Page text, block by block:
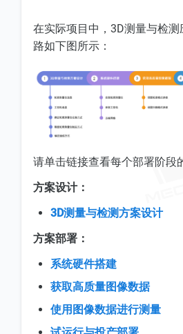
在实际项目中，3D测量与检
路如下图所示：
请单击链接查看每个部署阶段
方案设计：
3D测量与检测方案设计
方案部署：
系统硬件搭建
获取高质量图像数据
使用图像数据进行测量